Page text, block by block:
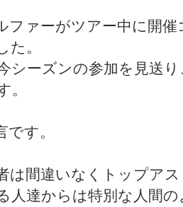
ファーがツアー中に開
。
シーズンの参加を見送
。
す。
は間違いなくトップア
人達からは特別な人間